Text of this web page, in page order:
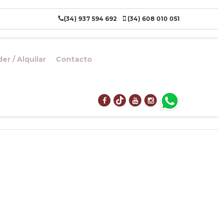
(34) 937 594 692 (34) 608 010 051
/ Alquilar Contacto